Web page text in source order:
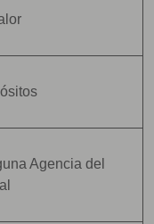
Agencia del